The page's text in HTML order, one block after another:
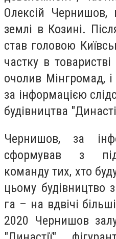
Олексій Чернишов,
землі в Козині.
став головою
частку в
очолив Мінгромад,
за інформацією
будівництва
Чернишов, за
сформував з
команду тих, хто
цьому будівництво
га – на вдвічі
2020 Чернишов